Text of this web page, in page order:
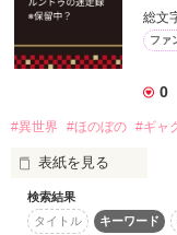
※「喋るネコ」の元
総文
ファ
0
#異世界 #ほのぼの #ギャ
表紙を見る
第一章の裏編、｢ヴァ
点。
検索結果
タイトル
キーワード